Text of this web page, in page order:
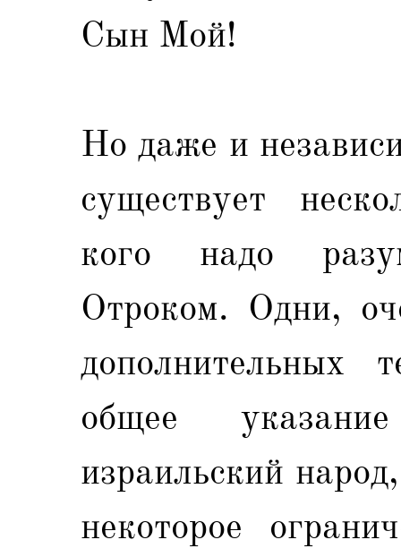
Сын Мой!
Но даже и
существует
кого надо
Отроком. Одни,
дополнительных
общее
израильский
некоторое